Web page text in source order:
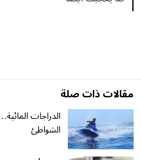
مقالات ذات صلة
الدراجات
الشواطئ